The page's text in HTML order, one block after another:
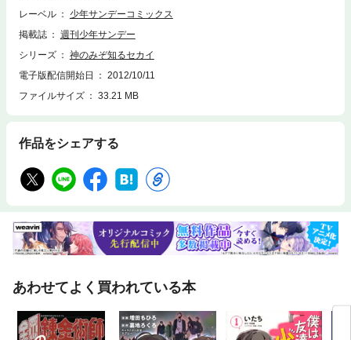
レーベル
少年サンデーコミックス
掲載誌
週刊少年サンデー
シリーズ
神のみぞ知るセカイ
電子版配信開始日
2012/10/11
ファイルサイズ
33.21 MB
作品をシェアする
あわせてよく買われている本